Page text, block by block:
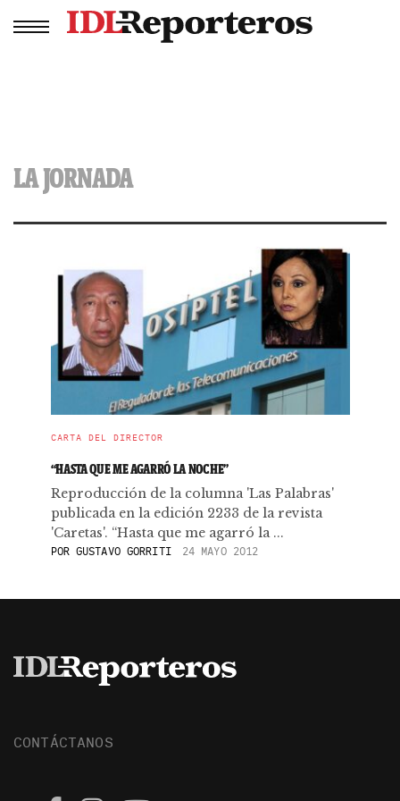
LA JORNADA
CARTA DEL DIRECTOR
“HASTA QUE ME AGARRÓ LA NOCHE”
Reproducción de la columna 'Las Palabras'
publicada en la edición 2233 de la revista
'Caretas'. “Hasta que me agarró la ...
POR GUSTAVO GORRITI 24 MAYO 2012
CONTÁCTANOS